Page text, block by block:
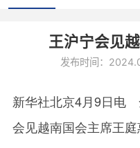
王沪宁会见
发布时间：
新华社北京4月9日电
会见越南国会主席王庭